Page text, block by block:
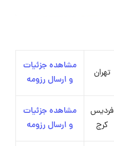
تهران
مشاهده جزئیات
و ارسال رزومه
فردیس
کرج
مشاهده جزئیات
و ارسال رزومه